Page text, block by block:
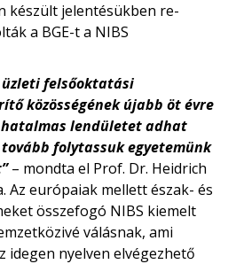
készült jelentésükben re-
a BGE-t a NIBS
üzleti felsőoktatási
közösségének újabb öt évre
lendületet adhat
folytassuk egyetemünk
– mondta el Prof. Dr. Heidrich
Az európaiak mellett észak- és
összefogó NIBS kiemelt
válásnak, ami
idegen nyelven elvégezhető